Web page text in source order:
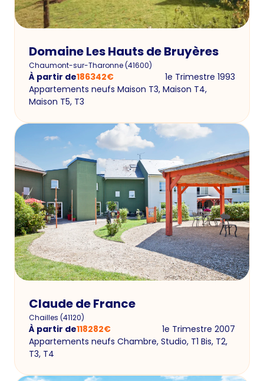
Domaine Les Hauts de Bruyères
Chaumont-sur-Tharonne(41600)
À partir de186342€
1e Trimestre 1993
Appartements neufs Maison T3, Maison T4,
Maison T5, T3
Claude de France
Chailles (41120)
À partir de118282€
1e Trimestre 2007
Appartements neufs Chambre, Studio, T1 Bis, T2,
T3, T4